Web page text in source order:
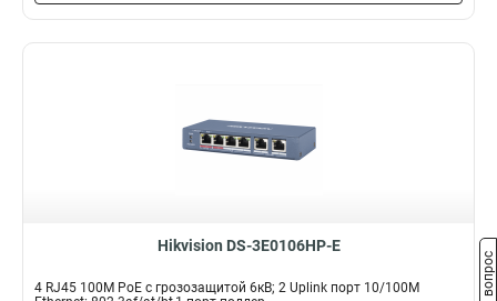
Hikvision DS-3E0106HP-E
4 RJ45 100M PoE с грозозащитой 6кВ; 2 Uplink порт 10/100M